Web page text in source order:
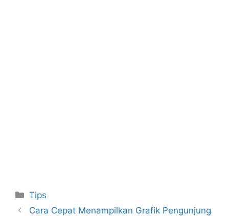
Categories
Tips
Cara Cepat Menampilkan Grafik Pengunjung